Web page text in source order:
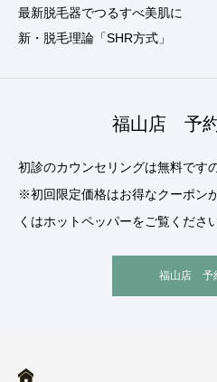
最新脱毛器でつるすべ美肌に
新・脱毛理論「SHR方式」
福山店 予
初診のカウンセリングは無料です
※初回限定価格はお得なクーポン
くはホットペッパーをご覧ください
福山店 予